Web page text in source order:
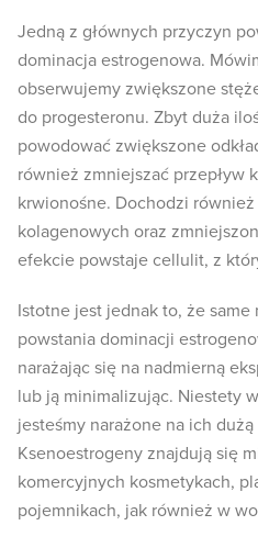
Jedną z głównych przyczyn
dominacja estrogenowa.
obserwujemy zwiększone
do progesteronu. Zbyt duża
powodować zwiększone
również zmniejszać przepływ
krwionośne. Dochodzi również
kolagenowych oraz
efekcie powstaje cellulit, z
Istotne jest jednak to, że
powstania dominacji
narażając się na nadmierną
lub ją minimalizując. Niestety
jesteśmy narażone na ich
Ksenoestrogeny znajdują się
komercyjnych kosmetykach,
pojemnikach, jak również w